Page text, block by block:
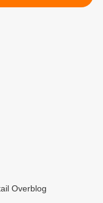
>
Overblog